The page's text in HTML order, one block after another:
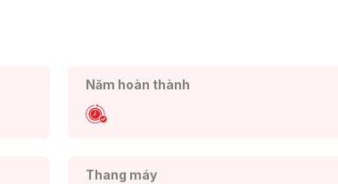
Năm hoàn thành
Thang máy